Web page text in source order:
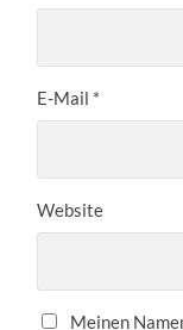
E-Mail *
Website
Meinen